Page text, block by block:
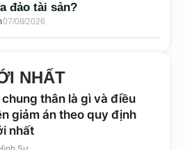
đảo tài sản?
07/08/2026
NHẤT
chung thân là gì và điều
giảm án theo quy định
nhất